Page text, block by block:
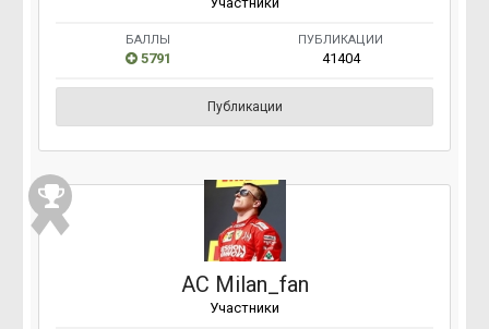
БАЛЛЫ
5791
ПУБЛИКАЦИИ
41404
Публикации
AC Milan_fan
Участники